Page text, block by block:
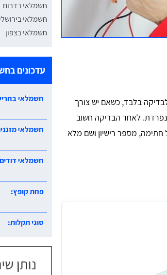
בלבד, כשאם יש צורך
לאחר הבדיקה חשוב
מספר רישיון ושם מלא
חשמלאי בדרום
חשמלאי
חשמלאי בצפון
עדכונים
חשמלאי
חשמלאי
חשמלאי
פחת קופץ:
סוגי תקלות: